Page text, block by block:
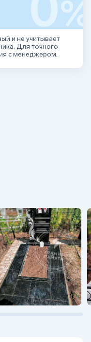
%
и не учитывает
Для точного
с менеджером.